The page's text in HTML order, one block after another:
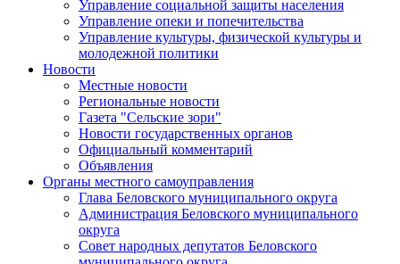
Управление социальной защиты населения
Управление опеки и попечительства
Управление культуры, физической культуры и
молодежной политики
Новости
Местные новости
Региональные новости
Газета "Сельские зори"
Новости государственных органов
Официальный комментарий
Объявления
Органы местного самоуправления
Глава Беловского муниципального округа
Администрация Беловского муниципального
округа
Совет народных депутатов Беловского